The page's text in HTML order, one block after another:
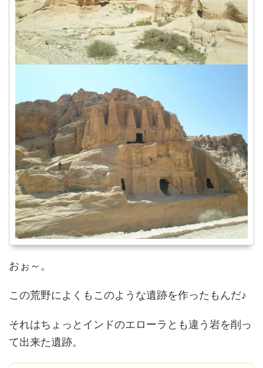
おぉ～。
この荒野によくもこのような遺跡を作ったもんだ♪
それはちょっとインドのエローラとも違う岩を削っ
て出来た遺跡。